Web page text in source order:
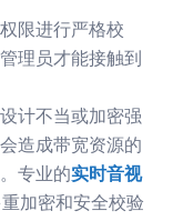
限进行严格校
理员才能接触到
计不当或加密强
造成带宽资源的
专业的实时音视
加密和安全校验